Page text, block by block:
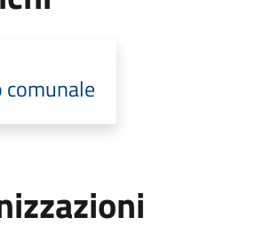
comunale